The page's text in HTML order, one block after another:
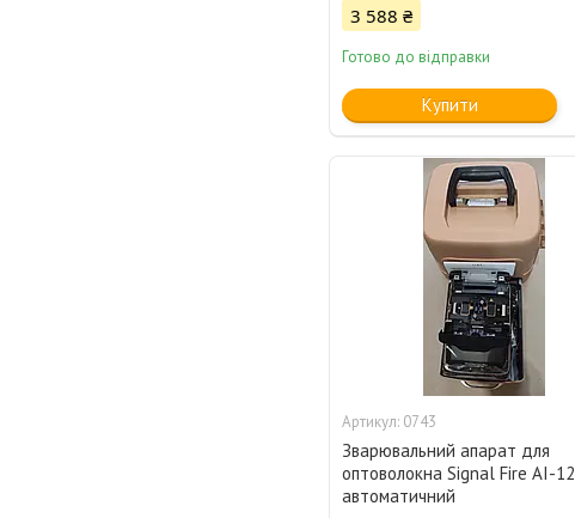
3 588 ₴
Готово до відправки
Купити
0743
Зварювальний апарат для
оптоволокна Signal Fire AI-12
автоматичний